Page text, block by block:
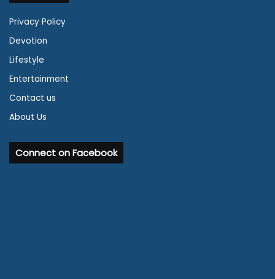
Privacy Policy
Devotion
Lifestyle
Entertainment
Contact us
About Us
Connect on Facebook